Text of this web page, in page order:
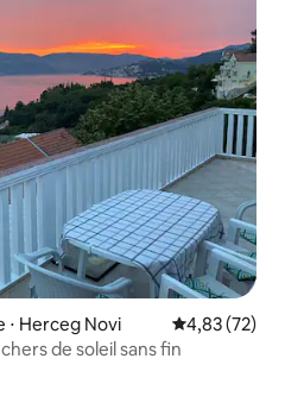
Herceg Novi Évaluation
4,83 (72)
de soleil sans fin